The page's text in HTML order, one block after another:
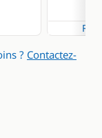
? Contactez-